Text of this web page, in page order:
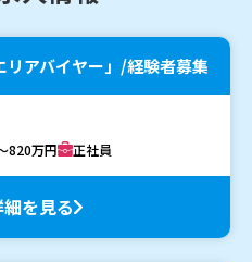
アバイヤー」/経験者募集
820万円 正社員
を見る